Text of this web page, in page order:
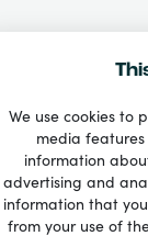
We use cookies to
media
information
advertising and
information that
from your use of